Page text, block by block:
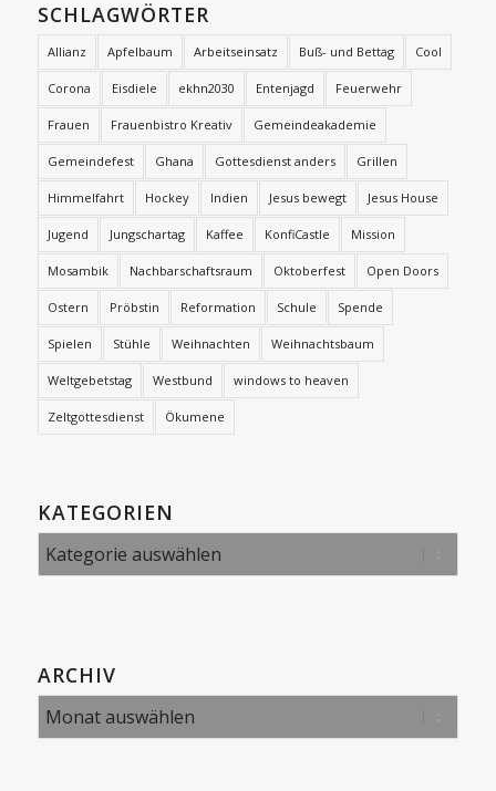
SCHLAGWÖRTER
Allianz Apfelbaum Arbeitseinsatz Buß- und Bettag Cool
Corona Eisdiele ekhn2030 Entenjagd Feuerwehr
Frauen Frauenbistro Kreativ Gemeindeakademie
Gemeindefest Ghana Gottesdienst anders Grillen
Himmelfahrt Hockey Indien Jesus bewegt Jesus House
Jugend Jungschartag Kaffee KonfiCastle Mission
Mosambik Nachbarschaftsraum Oktoberfest Open Doors
Ostern Pröbstin Reformation Schule Spende
Spielen Stühle Weihnachten Weihnachtsbaum
Weltgebetstag Westbund windows to heaven
Zeltgottesdienst Ökumene
KATEGORIEN
Kategorien
ARCHIV